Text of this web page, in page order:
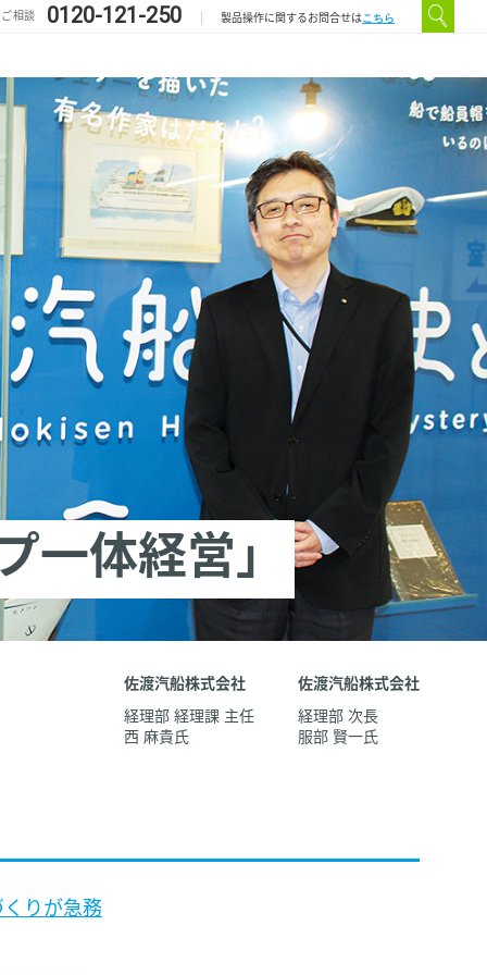
相談 0120-121-250 製品操作に関するお問合せは こちら
一体経営」
佐渡汽船株式会社
経理部 経理課 主任
西 麻貴氏
佐渡汽船株式会社
経理部 次長
服部 賢一氏
りが急務